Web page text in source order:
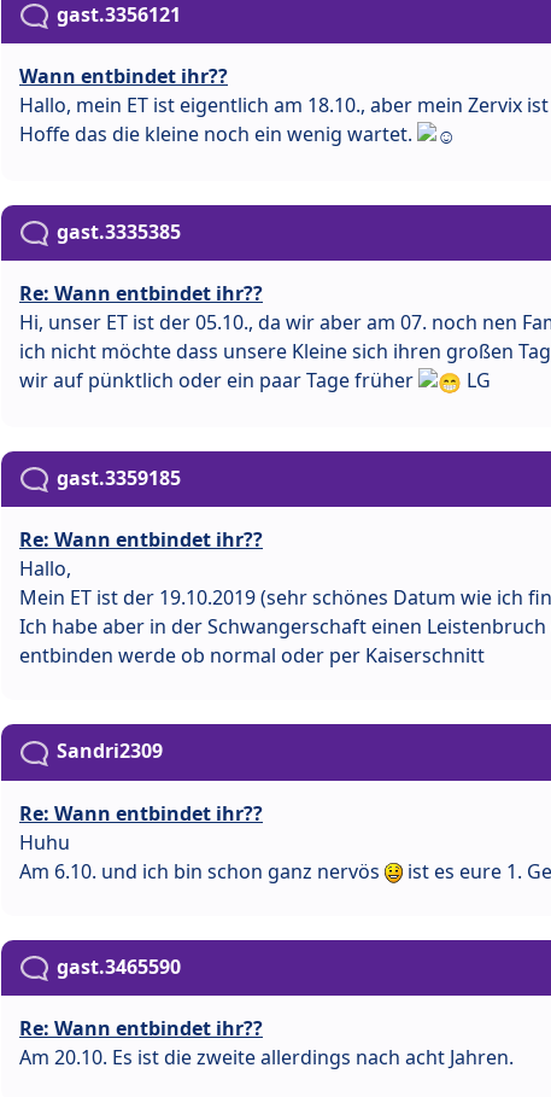
gast.3356121
Wann entbindet ihr??
Hallo, mein ET ist eigentlich am 18.10., aber mein Zervix
Hoffe das die kleine noch ein wenig wartet.
gast.3335385
Re: Wann entbindet ihr??
Hi, unser ET ist der 05.10., da wir aber am 07. noch nen
ich nicht möchte dass unsere Kleine sich ihren großen
wir auf pünktlich oder ein paar Tage früher
LG
gast.3359185
Re: Wann entbindet ihr??
Hallo,
Mein ET ist der 19.10.2019 (sehr schönes Datum wie ich
Ich habe aber in der Schwangerschaft einen
entbinden werde ob normal oder per Kaiserschnitt
Sandri2309
Re: Wann entbindet ihr??
Huhu
Am 6.10. und ich bin schon ganz nervös
ist es eure 1.
gast.3465590
Re: Wann entbindet ihr??
Am 20.10. Es ist die zweite allerdings nach acht Jahren.